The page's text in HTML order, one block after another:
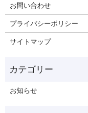
お問い合わせ
プライバシーポリシー
サイトマップ
お知らせ